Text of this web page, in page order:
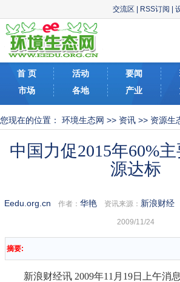
交流区 RSS订阅
首 页 活动 要闻
市场
各地 产业
您现在的位置： 环境生态网 >> 资讯 >> 资源生
中国力促2015年60%
源达标
Eedu.org.cn 作者： 华艳资讯来源： 新浪财经
2009/11/24
摘要:
新浪财经讯 2009年11月19日上午消